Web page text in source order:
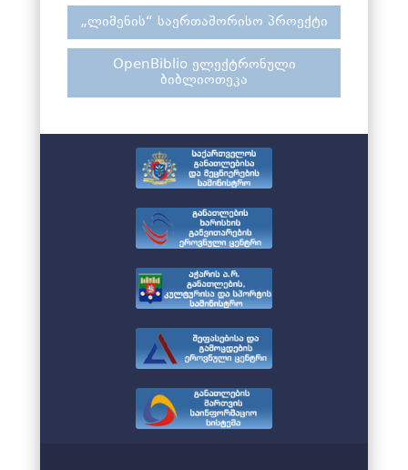
„ლიმენის“ საერთაშორისო პროექტი
OpenBiblio ელექტრონული
ბიბლიოთეკა